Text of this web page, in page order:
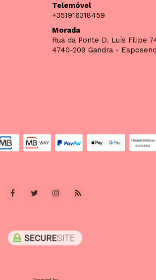
Telemóvel
+351916318459
Morada
Rua da Ponte D. Luís Filipe
4740-209 Gandra -